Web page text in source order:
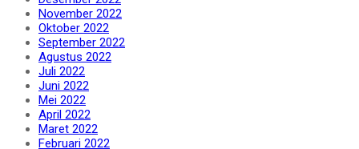
November 2022
Oktober 2022
September 2022
Agustus 2022
Juli 2022
Juni 2022
Mei 2022
April 2022
Maret 2022
Februari 2022